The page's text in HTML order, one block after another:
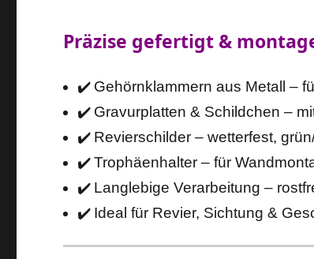
Präzise gefertigt &
✔️ Gehörnklammern aus Metall –
✔️ Gravurplatten & Schildchen –
✔️ Revierschilder – wetterfest,
✔️ Trophäenhalter – für
✔️ Langlebige Verarbeitung –
✔️ Ideal für Revier, Sichtung &